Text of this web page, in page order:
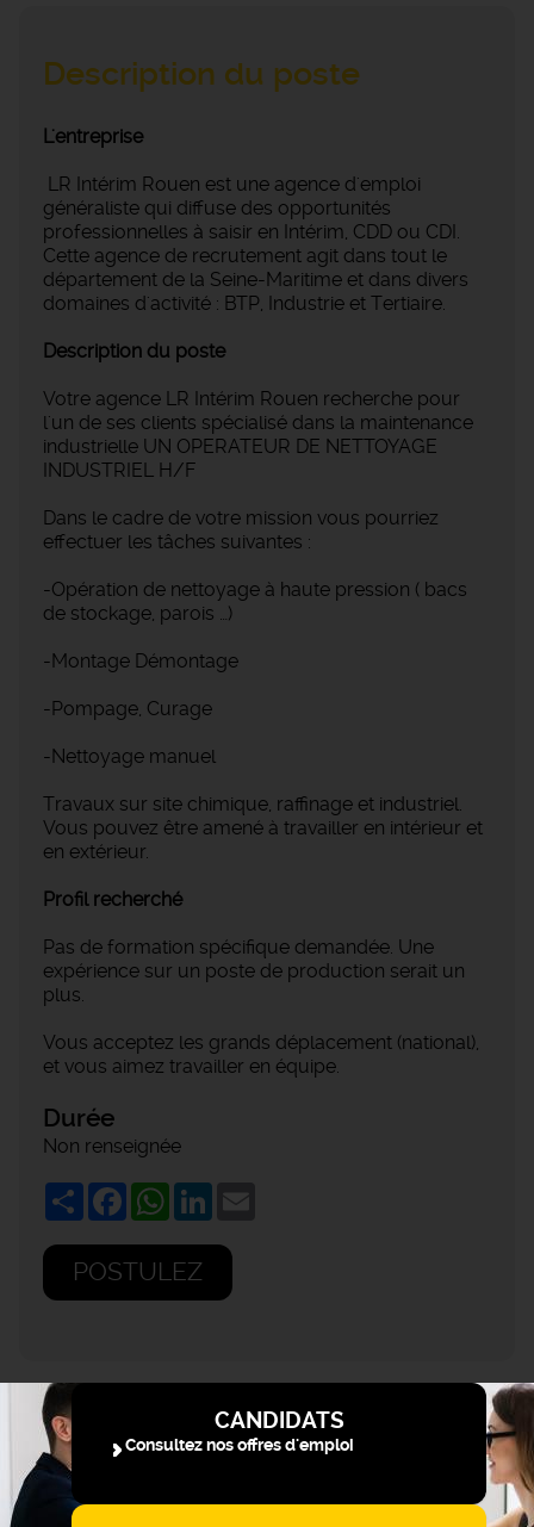
Description du poste
L'entreprise
LR Intérim Rouen est une agence d'emploi
généraliste qui diffuse des opportunités
professionnelles à saisir en Intérim, CDD ou CDI.
Cette agence de recrutement agit dans tout le
département de la Seine-Maritime et dans divers
domaines d'activité : BTP, Industrie et Tertiaire.
Description du poste
Votre agence LR Intérim Rouen recherche pour
l'un de ses clients spécialisé dans la maintenance
industrielle UN OPERATEUR DE NETTOYAGE
INDUSTRIEL H/F
Dans le cadre de votre mission vous pourriez
effectuer les tâches suivantes :
-Opération de nettoyage à haute pression ( bacs
de stockage, parois …)
-Montage Démontage
-Pompage, Curage
-Nettoyage manuel
Travaux sur site chimique, raffinage et industriel.
Vous pouvez être amené à travailler en intérieur et
en extérieur.
Profil recherché
Pas de formation spécifique demandée. Une
expérience sur un poste de production serait un
plus.
Vous acceptez les grands déplacement (national),
et vous aimez travailler en équipe.
Durée
Non renseignée
ShareFacebookWhatsApp
LinkedIn
POSTULEZ
CANDIDATS
Consultez nos offres d'emploi